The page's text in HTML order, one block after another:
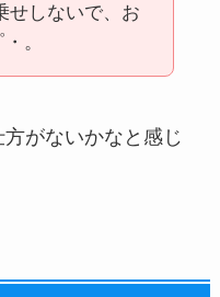
せしないで、お
。
がないかなと感じ